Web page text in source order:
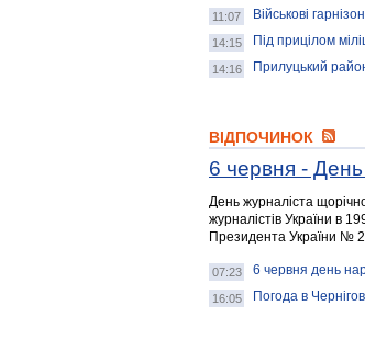
11:07 Військові
14:15 Під прицілом
14:16 Прилуцький
ВІДПОЧИНОК
6 червня - День
День журналіста
журналістів України в
Президента України №
07:23 6 червня день
16:05 Погода в